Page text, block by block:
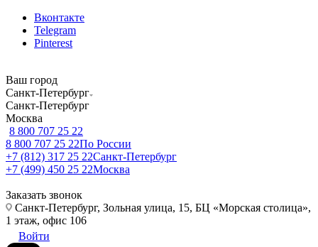
Вконтакте
Telegram
Pinterest
Ваш город
Санкт-Петербург
Санкт-Петербург
Москва
8 800 707 25 22
8 800 707 25 22По России
+7 (812) 317 25 22Санкт-Петербург
+7 (499) 450 25 22Москва
Заказать звонок
Санкт-Петербург, Зольная улица, 15, БЦ «Морская столица»,
1 этаж, офис 106
Войти